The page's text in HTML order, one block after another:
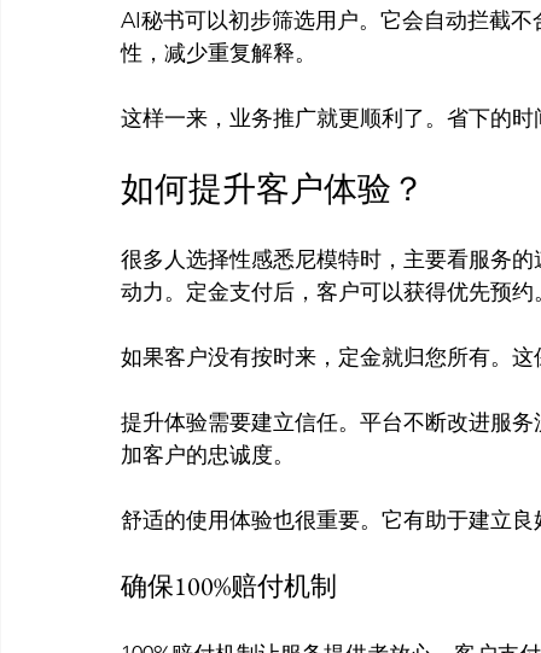
AI秘书可以初步筛选用户。它会自动拦截
性，减少重复解释。
如何提升客户体验？
很多人选择性感悉尼模特时，主要看服务
动力。定金支付后，客户可以获得优先预约
如果客户没有按时来，定金就归您所有。
提升体验需要建立信任。平台不断改进服
加客户的忠诚度。
确保100%赔付机制